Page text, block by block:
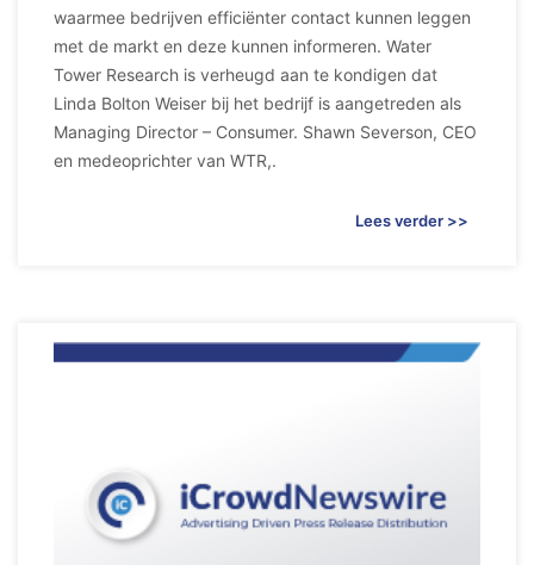
waarmee bedrijven efficiënter contact kunnen leggen
met de markt en deze kunnen informeren. Water
Tower Research is verheugd aan te kondigen dat
Linda Bolton Weiser bij het bedrijf is aangetreden als
Managing Director – Consumer. Shawn Severson, CEO
en medeoprichter van WTR,.
Lees verder >>